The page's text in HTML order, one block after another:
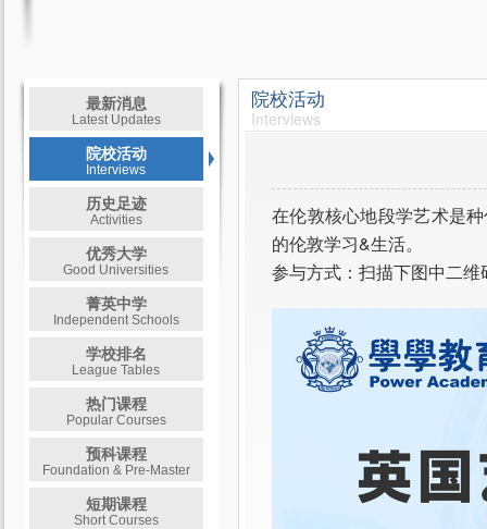
最新消息
Latest Updates
院校活动
Interviews
历史足迹
Activities
优秀大学
Good Universities
菁英中学
Independent Schools
学校排名
League Tables
热门课程
Popular Courses
预科课程
Foundation & Pre-Master
短期课程
Short Courses
院校活动
Interviews
在伦敦核心地段学艺术是
的伦敦学习&生活。
参与方式：扫描下图中二维